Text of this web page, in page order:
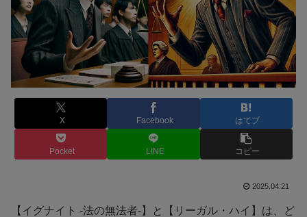
X Facebook はてブ
Pocket LINE コピー
2025.04.21
【イグナイト -法の無法者-】と【リーガル・ハイ】は、ど